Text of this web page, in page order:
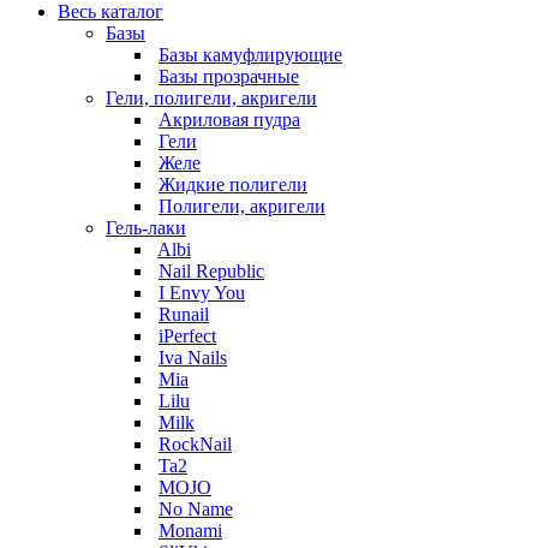
Весь каталог
Базы
Базы камуфлирующие
Базы прозрачные
Гели, полигели, акригели
Акриловая пудра
Гели
Желе
Жидкие полигели
Полигели, акригели
Гель-лаки
Albi
Nail Republic
I Envy You
Runail
iPerfect
Iva Nails
Mia
Lilu
Milk
RockNail
Ta2
MOJO
No Name
Monami